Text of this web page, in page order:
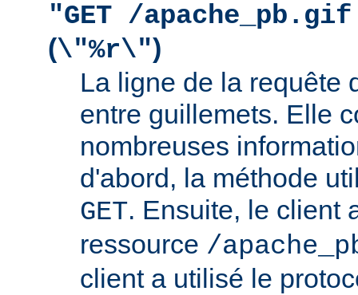
"GET /
(\"%r\")
La ligne de la requête
entre guillemets. Elle
nombreuses
d'abord, la méthode
GET. Ensuite, le client
ressource /
client a utilisé le